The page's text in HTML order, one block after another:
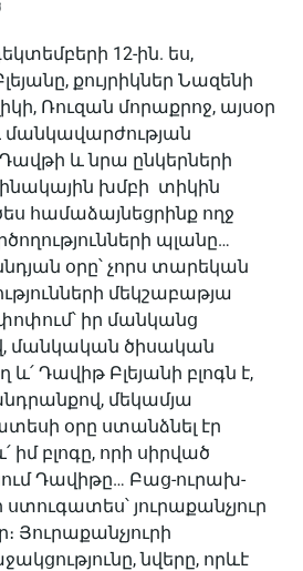
12-ին. ես,
քույրիկներ Նազենի
Ռուզան մորաքրոջ, այսօր
և նրա ընկերների
խմբի տիկին
համաձայնեցրինք ողջ
պլանը…
օրը՝ չորս տարեկան
մեկշաբաթյա
իր մանկանց
մանկական ծիսական
և՛ Դավիթ Բլեյանի բլոգն է,
մեկամյա
օրը ստանձնել էր
իմ բլոգը, որի սիրված
Դավիթը… Բաց-ուրախ-
յուրաքանչյուր
Յուրաքանչյուրի
նվերը, որևէ